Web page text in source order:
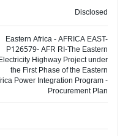
Disclosed
Eastern Africa - AFRICA EAST-
P126579- AFR RI-The Eastern
Electricity Highway Project under
the First Phase of the Eastern
Africa Power Integration Program -
Procurement Plan